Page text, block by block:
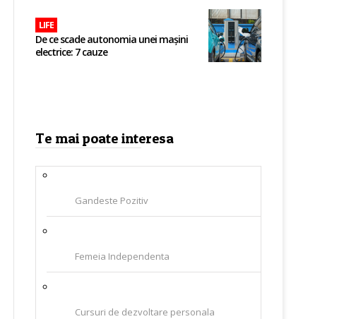
LIFE
De ce scade autonomia unei mașini
electrice: 7 cauze
Te mai poate interesa
Gandeste Pozitiv
Femeia Independenta
Cursuri de dezvoltare personala